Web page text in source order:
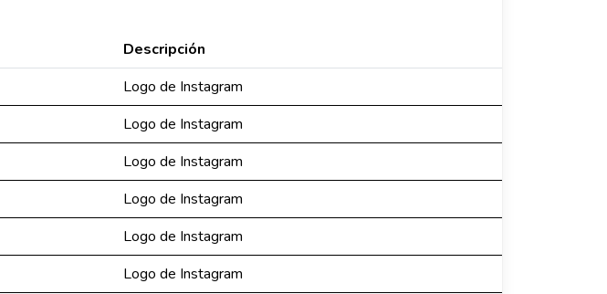
Descripción
Logo de Instagram
Logo de Instagram
Logo de Instagram
Logo de Instagram
Logo de Instagram
Logo de Instagram